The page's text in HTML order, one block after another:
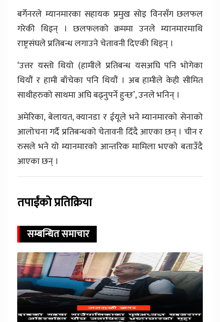
बर्गेनरले म्यानमारका सहायक प्रमुख सोइ विनसँग छलफल
गरेकी थिइन् । छलफलको क्रममा उनले म्यानमारमाथि
राष्ट्रसंघले प्रतिबन्ध लगाउने चेतावनी दिएकी थिइन् ।
‘उत्तर यस्तो थियो (हामीले प्रतिबन्ध यसअघि पनि भोगेका
थियौं र हामी बाँचेका पनि थियौं । अब हामीले केही सीमित
साथीहरुको साथमा अघि बढ्नुपर्ने हुन्छ’, उनले भनिन् ।
अमेरिका, बेलायत, क्यानडा र ईयूले भने म्यानमारको सेनाको
आलोचना गर्दै प्रतिबन्धको चेतावनी दिँदै आएका छन् । चीन र
रुसले भने यो म्यानमारको आन्तरिक मामिला भएको बताउँदै
आएका छन् ।
तपाईंको प्रतिक्रिया
सम्बन्धित समाचार